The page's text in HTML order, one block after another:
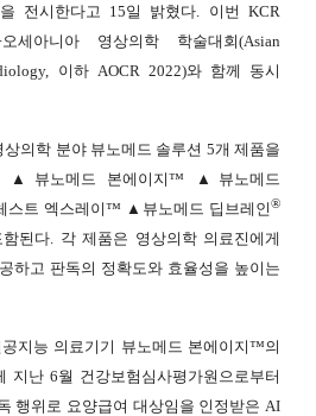
전시한다고 15일 밝혔다. 이번 KCR
세아니아 영상의학 학술대회(Asian
이하 AOCR 2022)와 함께 동시
의학 분야 뷰노메드 솔루션 5개 제품을
▲뷰노메드 본에이지™ ▲뷰노메드
트 엑스레이™ ▲뷰노메드 딥브레인®
된다. 각 제품은 영상의학 의료진에게
하고 판독의 정확도와 효율성을 높이는
지능 의료기기 뷰노메드 본에이지™의
지난 6월 건강보험심사평가원으로부터
행위로 요양급여 대상임을 인정받은 AI